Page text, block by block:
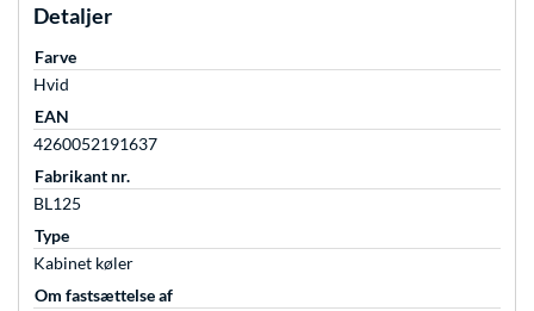
Detaljer
Farve
Hvid
EAN
4260052191637
Fabrikant nr.
BL125
Type
Kabinet køler
Om fastsættelse af